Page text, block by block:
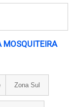
MOSQUITEIRA
Zona Sul